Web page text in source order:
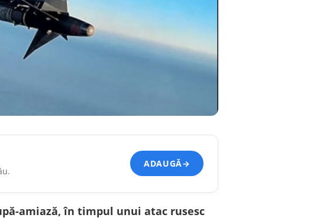
ADAUGĂ→
amiază, în timpul unui atac rusesc